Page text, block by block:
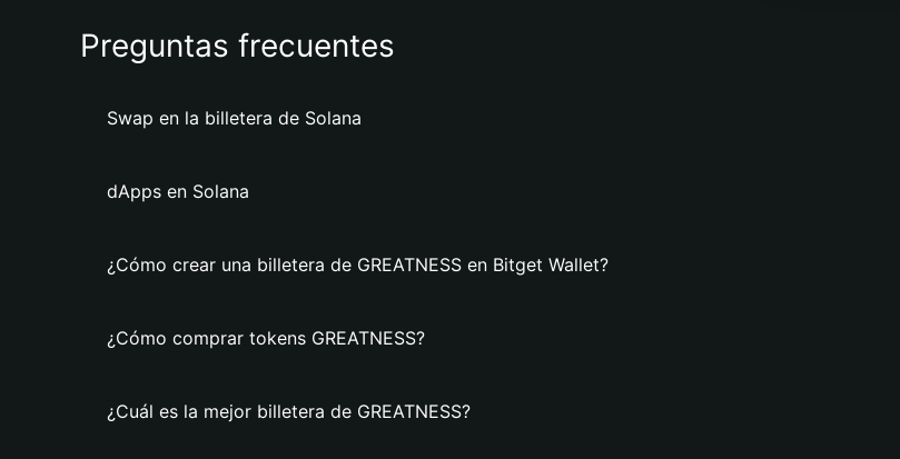
Preguntas frecuentes
Swap en la billetera de Solana
dApps en Solana
¿Cómo crear una billetera de GREATNESS en Bitget Wallet?
¿Cómo comprar tokens GREATNESS?
¿Cuál es la mejor billetera de GREATNESS?